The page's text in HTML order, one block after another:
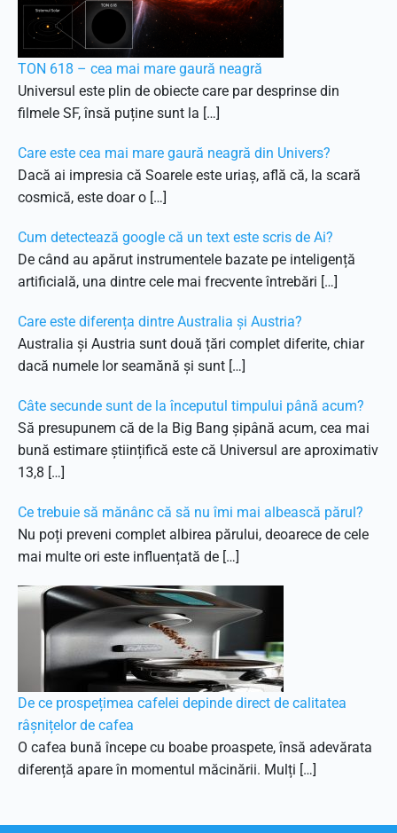
TON 618 – cea mai mare gaură neagră
Universul este plin de obiecte care par desprinse din
filmele SF, însă puține sunt la […]
Care este cea mai mare gaură neagră din Univers?
Dacă ai impresia că Soarele este uriaș, află că, la scară
cosmică, este doar o […]
Cum detectează google că un text este scris de Ai?
De când au apărut instrumentele bazate pe inteligență
artificială, una dintre cele mai frecvente întrebări […]
Care este diferența dintre Australia și Austria?
Australia și Austria sunt două țări complet diferite, chiar
dacă numele lor seamănă și sunt […]
Câte secunde sunt de la începutul timpului până acum?
Să presupunem că de la Big Bang șipână acum, cea mai
bună estimare științifică este că Universul are aproximativ
13,8 […]
Ce trebuie să mănânc că să nu îmi mai albească părul?
Nu poți preveni complet albirea părului, deoarece de cele
mai multe ori este influențată de […]
De ce prospețimea cafelei depinde direct de calitatea
râșnițelor de cafea
O cafea bună începe cu boabe proaspete, însă adevărata
diferență apare în momentul măcinării. Mulți […]